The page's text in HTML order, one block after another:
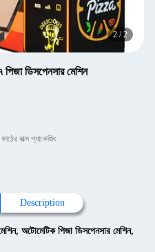
2 /2
ডিসপেনসার মেশিন
বাক্স প্যাকেজিং
Description
, অটোমেটিক পিজা ডিসপেনসার মেশিন,